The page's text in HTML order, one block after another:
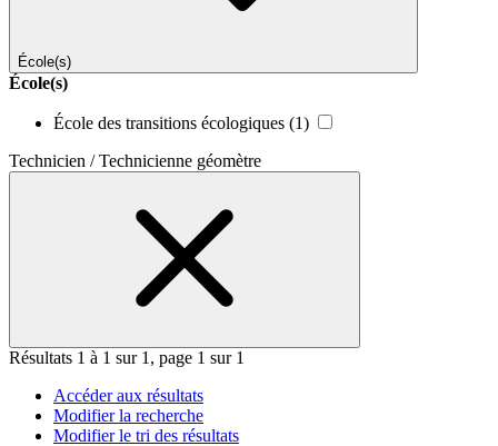
École(s)
École(s)
École des transitions écologiques (1)
Technicien / Technicienne géomètre
Résultats 1 à 1 sur 1, page 1 sur 1
Accéder aux résultats
Modifier la recherche
Modifier le tri des résultats